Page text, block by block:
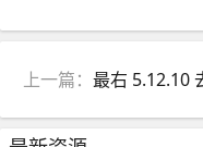
上一篇： 最右 5.12.10 去广告版（去水印、去